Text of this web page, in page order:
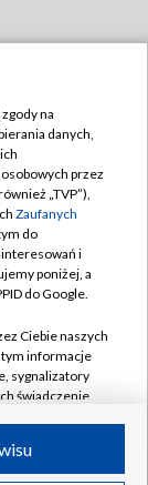
na
danych,
przez
„TVP”),
Zaufanych
do
i
poniżej, a
do Google.
Ciebie naszych
tym informacje
sygnalizatory
świadczenie